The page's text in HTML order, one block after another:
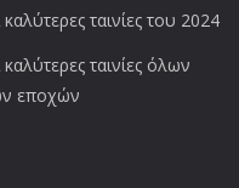
καλύτερες ταινίες του 2024
καλύτερες ταινίες όλων
εποχών